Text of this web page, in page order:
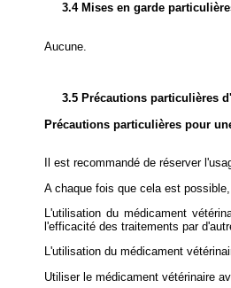
3.4 Mises en garde
Aucune.
3.5 Précautions particulières
Précautions particulières pour
Il est recommandé de réserver
A chaque fois que cela est
L'utilisation du médicament
l'efficacité des traitements par
L'utilisation du médicament
Utiliser le médicament vétérinaire